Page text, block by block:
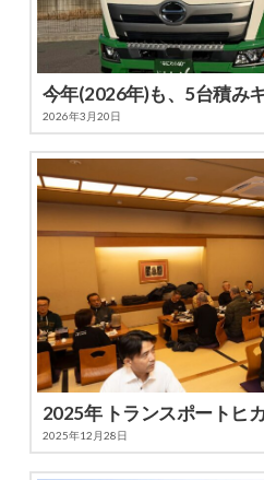
2026年3月20日
2025年 トランスポートヒ
2025年12月28日